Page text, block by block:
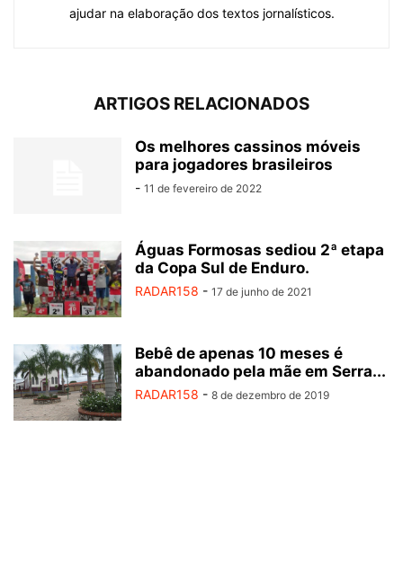
ajudar na elaboração dos textos jornalísticos.
ARTIGOS RELACIONADOS
Os melhores cassinos móveis
para jogadores brasileiros
- 11 de fevereiro de 2022
Águas Formosas sediou 2ª etapa
da Copa Sul de Enduro.
RADAR158 - 17 de junho de 2021
Bebê de apenas 10 meses é
abandonado pela mãe em Serra...
RADAR158 - 8 de dezembro de 2019